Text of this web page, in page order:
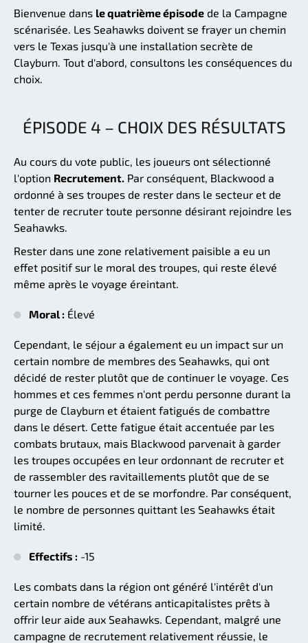
Bienvenue dans le quatrième épisode de la Campagne
scénarisée. Les Seahawks doivent se frayer un chemin
vers le Texas jusqu'à une installation secrète de
Clayburn. Tout d'abord, consultons les conséquences du
choix.
ÉPISODE 4 – CHOIX DES RÉSULTATS
Au cours du vote public, les joueurs ont sélectionné
l'option Recrutement. Par conséquent, Blackwood a
ordonné à ses troupes de rester dans le secteur et de
tenter de recruter toute personne désirant rejoindre les
Seahawks.
Rester dans une zone relativement paisible a eu un
effet positif sur le moral des troupes, qui reste élevé
même après le voyage éreintant.
Moral : Élevé
Cependant, le séjour a également eu un impact sur un
certain nombre de membres des Seahawks, qui ont
décidé de rester plutôt que de continuer le voyage. Ces
hommes et ces femmes n'ont perdu personne durant la
purge de Clayburn et étaient fatigués de combattre
dans le désert. Cette fatigue était accentuée par les
combats brutaux, mais Blackwood parvenait à garder
les troupes occupées en leur ordonnant de recruter et
de rassembler des ravitaillements plutôt que de se
tourner les pouces et de se morfondre. Par conséquent,
le nombre de personnes quittant les Seahawks était
limité.
Effectifs : -15
Les combats dans la région ont généré l'intérêt d'un
certain nombre de vétérans anticapitalistes prêts à
offrir leur aide aux Seahawks. Cependant, malgré une
campagne de recrutement relativement réussie, le